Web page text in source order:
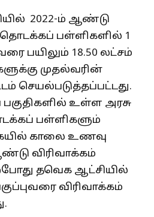
2022-ம் ஆண்டு
தொடக்கப் பள்ளிகளில் 1
பயிலும் 18.50 லட்சம்
முதல்வரின்
செயல்படுத்தப்பட்டது.
உள்ள அரசு
பள்ளிகளும்
காலை உணவு
விரிவாக்கம்
தவெக ஆட்சியில்
விரிவாக்கம்